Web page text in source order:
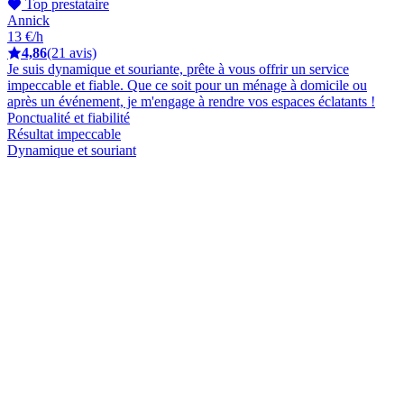
Top prestataire
Annick
13 €/h
4,86(21 avis)
Je suis dynamique et souriante, prête à vous offrir un service
impeccable et fiable. Que ce soit pour un ménage à domicile ou
après un événement, je m'engage à rendre vos espaces éclatants !
Ponctualité et fiabilité
Résultat impeccable
Dynamique et souriant